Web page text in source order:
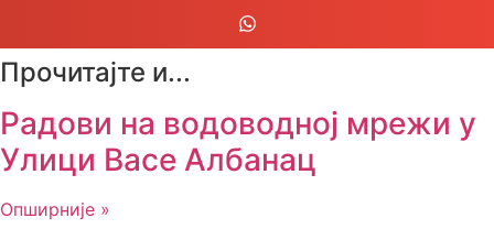
Прочитајте и...
Радови на водоводној мрежи у
Улици Васе Албанац
Опширније »